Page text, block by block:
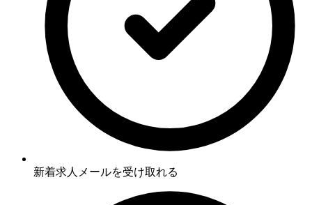
新着求人メールを受け取れる